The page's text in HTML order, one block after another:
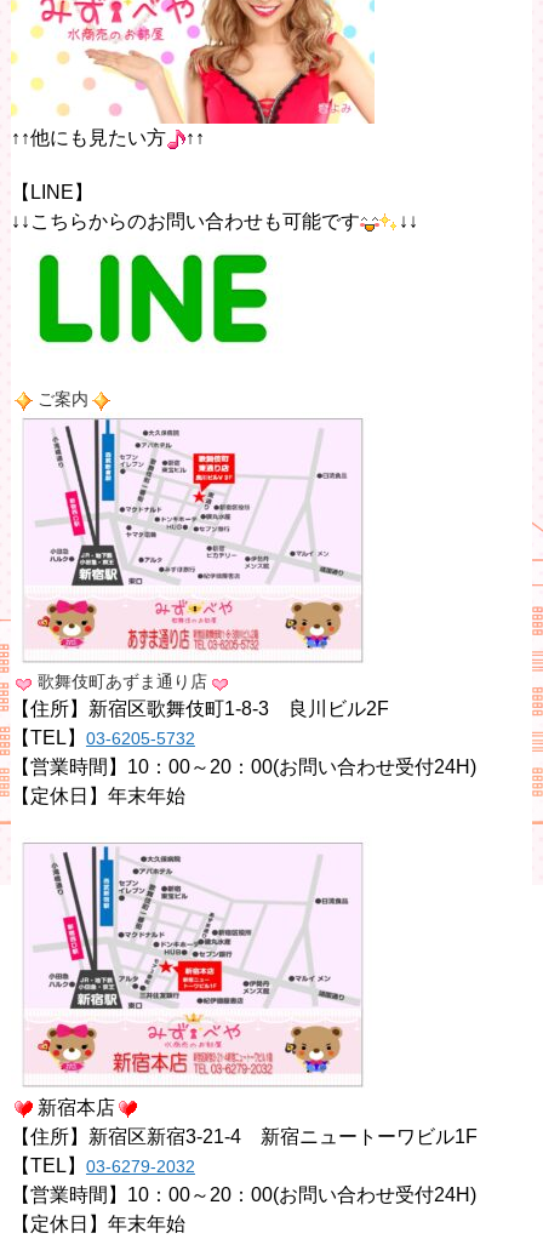
↑↑他にも見たい方 ↑↑
【LINE】
↓↓こちらからのお問い合わせも可能です
↓↓
ご案内
歌舞伎町あずま通り店
【住所】新宿区歌舞伎町1-8-3 良川ビル2F
【TEL】 03-6205-5732
【営業時間】10：00～20：00(お問い合わせ受付24H)
【定休日】年末年始
新宿本店
【住所】新宿区新宿3-21-4 新宿ニュートーワビル1F
【TEL】 03-6279-2032
【営業時間】10：00～20：00(お問い合わせ受付24H)
【定休日】年末年始